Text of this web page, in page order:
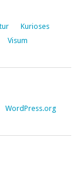
Kurioses
Visum
WordPress.org